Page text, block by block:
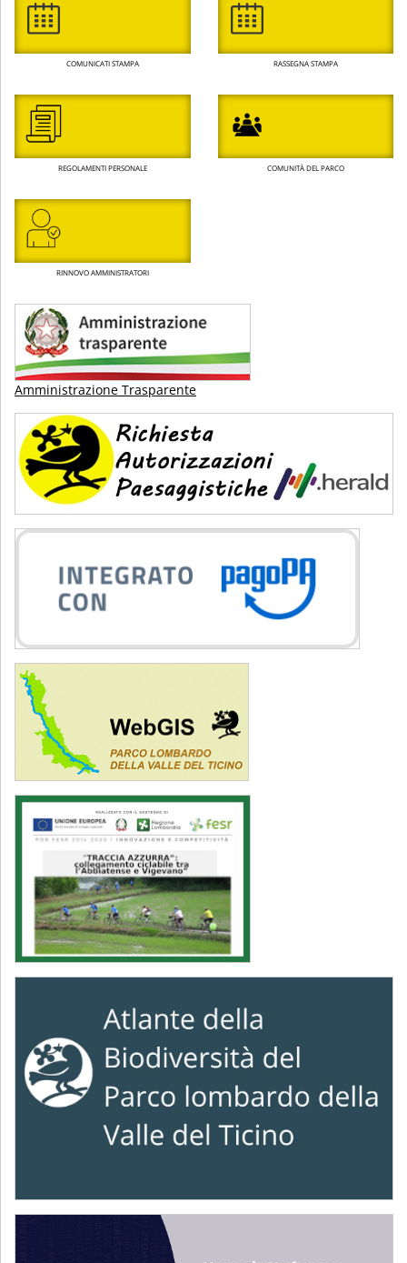
COMUNICATI STAMPA RASSEGNA STAMPA
REGOLAMENTI PERSONALE COMUNITÀ DEL PARCO
RINNOVO AMMINISTRATORI
Amministrazione Trasparente